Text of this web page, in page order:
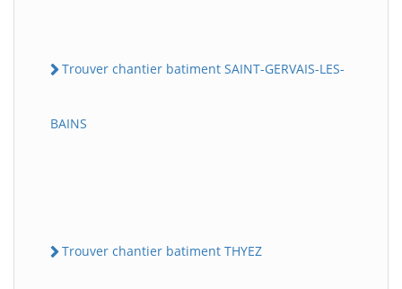
Trouver chantier batiment SAINT-GERVAIS-LES-
BAINS
Trouver chantier batiment THYEZ